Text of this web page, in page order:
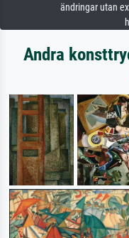
ändringar utan
Andra